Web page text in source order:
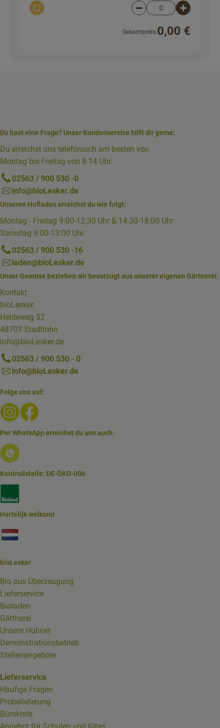
Auswahl ändern Artikelanzahl
Gesamtpreis:0,00 €
Du hast eine Frage? Unser Kundenservice hilft dir gerne:
Du erreichst uns telefonisch am besten von
Montag bis Freitag von 8-14 Uhr.
02563 / 900 530 -0
info@bioLesker.de
Unseren Hofladen erreichst du wie folgt:
Montag - Freitag 9:00-12:30 Uhr & 14:30-18:00 Uhr
Samstag 9:00-13:00 Uhr
02563 / 900 530 -16
laden@bioLesker.de
Unser Gemüse beziehen wir bevorzugt aus unserer eigenen Gärtnerei.
Kontakt
bioLesker
Heideweg 52
48703 Stadtlohn
info@bioLesker.de
02563 / 900 530 - 0
info@bioLesker.de
Folge uns auf:
Externer Link zu https://www.instagram.com/biolesker/
Per WhatsApp erreichst du uns auch:
Externer Link zu https://www.biolesker.de/lieferservice/
Kontrollstelle: DE-ÖKO-006
Hartelijk welkom!
bioLesker
Bio aus Überzeugung
Lieferservice
Bioladen
Gärtnerei
Unsere Hühner
Demonstrationsbetrieb
Stellenangebote
Lieferservice
Häufige Fragen
Probelieferung
Bürokiste